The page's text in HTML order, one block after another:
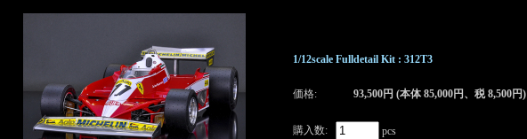
1/12scale Fulldetail Kit : 312T3
価格: 93,500円 (本体 85,000円、税 8,500円)
購入数: pcs